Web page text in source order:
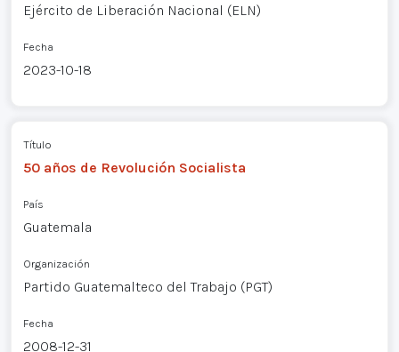
Ejército de Liberación Nacional (ELN)
Fecha
2023-10-18
Título
50 años de Revolución Socialista
País
Guatemala
Organización
Partido Guatemalteco del Trabajo (PGT)
Fecha
2008-12-31